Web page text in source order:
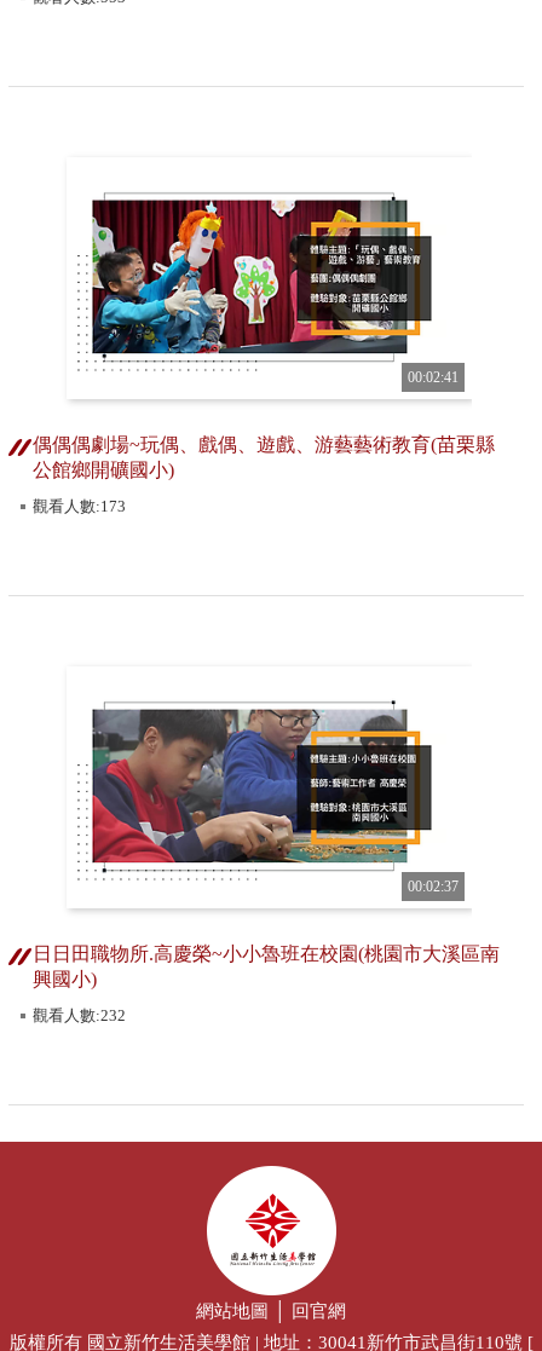
00:02:41
偶偶偶劇場~玩偶、戲偶、遊戲、游藝藝術教育(苗栗縣
公館鄉開礦國小)
觀看人數:173
00:02:37
日日田職物所.高慶榮~小小魯班在校園(桃園市大溪區南
興國小)
觀看人數:232
網站地圖
回官網
版權所有 國立新竹生活美學館 | 地址：30041新竹市武昌街110號 [